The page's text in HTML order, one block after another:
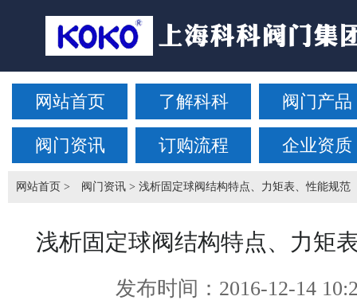
网站首页 了解科科 阀门产品
阀门资讯 订购流程 企业资质
网站首页 > 阀门资讯 > 浅析固定球阀结构特点、力矩表、性能规范
浅析固定球阀结构特点、力矩
发布时间： 2016-12-14